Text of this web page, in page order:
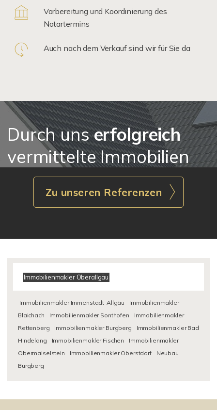
Vorbereitung und Koordinierung des
Notartermins
Auch nach dem Verkauf sind wir für Sie da
Durch unserfolgreich
vermittelte Immobilien
Zu unseren Referenzen
Immobilienmakler Oberallgäu
Immobilienmakler Immenstadt-Allgäu
Immobilienmakler
Blaichach
Immobilienmakler Sonthofen
Immobilienmakler
Rettenberg
Immobilienmakler Burgberg
Immobilienmakler Bad
Hindelang
Immobilienmakler Fischen
Immobilienmakler
Obermaiselstein
Immobilienmakler Oberstdorf
Neubau
Burgberg